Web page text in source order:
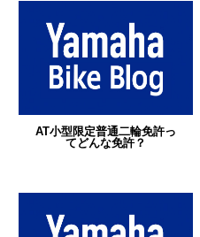
AT小型限定普通二輪免許っ
てどんな免許？